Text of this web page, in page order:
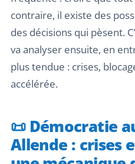
contraire, il existe des
des décisions qui pèsent.
va analyser ensuite, en
plus tendue : crises,
accélérée.
📜 Démocratie
Allende : crises